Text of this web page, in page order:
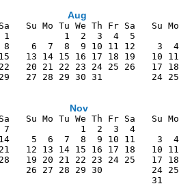
Aug
Su Mo Tu We Th Fr Sa   Su
1  2  3  4  5
6  7  8  9 10 11 12    3
13 14 15 16 17 18 19   10
20 21 22 23 24 25 26   17
27 28 29 30 31         24
30
Nov
Su Mo Tu We Th Fr Sa   Su
1  2  3  4
5  6  7  8  9 10 11    3
12 13 14 15 16 17 18   10
19 20 21 22 23 24 25   17
26 27 28 29 30         24